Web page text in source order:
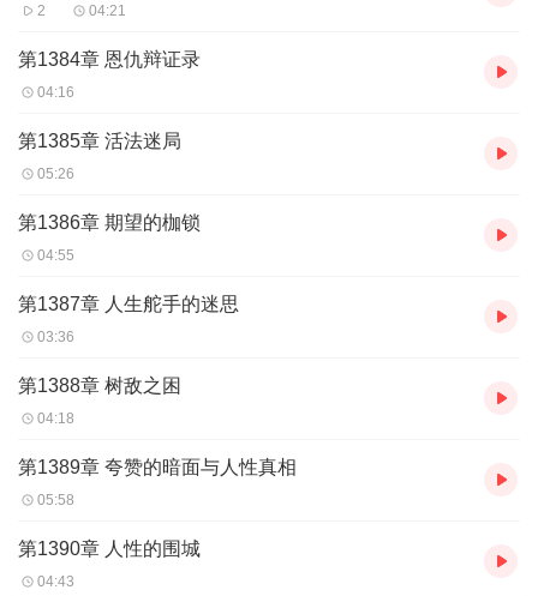
2 04:21
第1384章 恩仇辩证录
04:16
第1385章 活法迷局
05:26
第1386章 期望的枷锁
04:55
第1387章 人生舵手的迷思
03:36
第1388章 树敌之困
04:18
第1389章 夸赞的暗面与人性真相
05:58
第1390章 人性的围城
04:43